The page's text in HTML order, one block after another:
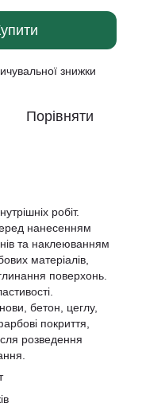
знижки
Порівняти
робіт.
нанесенням
та наклеюванням
матеріалів,
поверхонь.
бетон, цеглу,
покриття,
розведення